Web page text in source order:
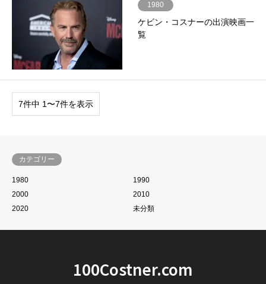
1980
ケビン・コスナーの出演映画一
覧
7件中 1〜7件を表示
カテゴリー
1980
1990
2000
2010
2020
未分類
100Costner.com